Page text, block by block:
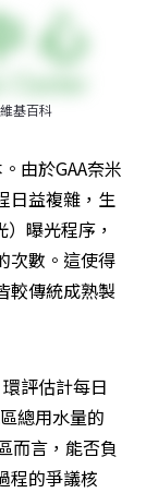
基百科
由於GAA奈米
日益複雜，生
曝光程序，
次數。這使得
較傳統成熟製
評估計每日
總用水量的
而言，能否負
程的爭議核